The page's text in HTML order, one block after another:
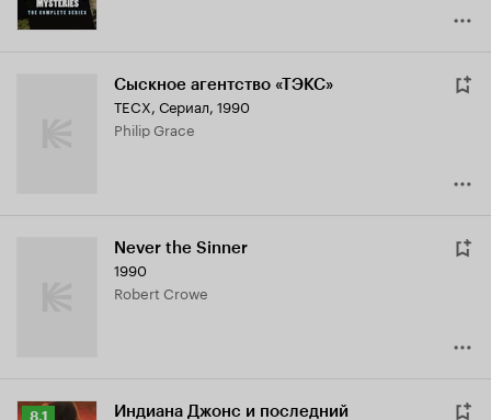
Сыскное агентство «ТЭКС»
TECX, Сериал, 1990
Philip Grace
Never the Sinner
1990
Robert Crowe
Рейтинг
8.1
Индиана Джонс и последний